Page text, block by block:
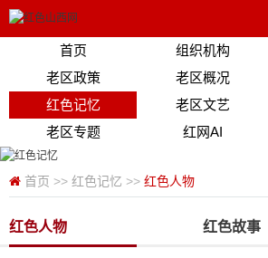
首页 组织机构
老区政策
老区概况
红色记忆
老区文艺
老区专题
红网AI
首页 >> 红色记忆 >> 红色人物
红色人物 红色故事